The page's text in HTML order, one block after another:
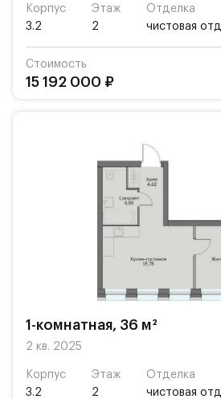
Корпус
3.2
Этаж
2
Отделка
чистовая
Стоимость
15 192 000 ₽
1-комнатная, 36 м²
2 кв. 2025
Корпус
3.2
Этаж
2
Отделка
чистовая